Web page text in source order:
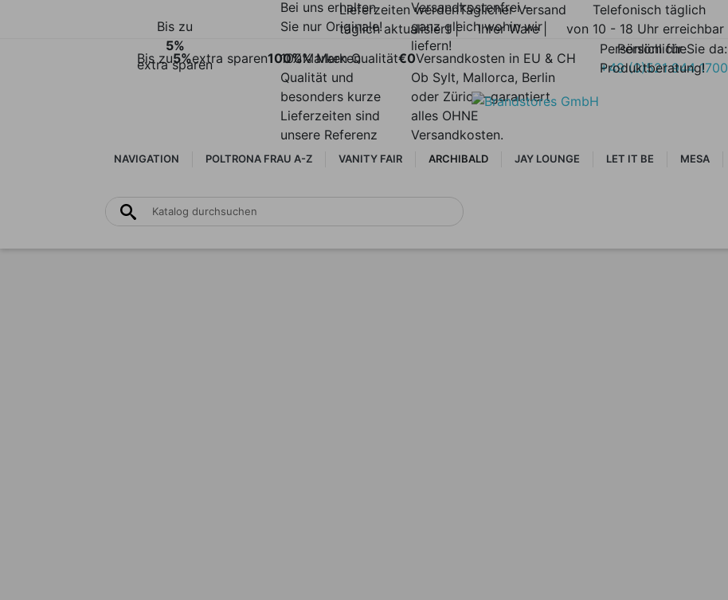
Lieferzeiten werden
täglich aktualisiert |
Täglicher Versand
Ihrer Ware |
Telefonisch täglich
von 10 - 18 Uhr erreichbar |
Bis zu5%extra sparen
Bis zu
5%
extra sparen
100%Marken Qualität
Bei uns erhalten
Sie nur Originale!
100% Marken
Qualität und
besonders kurze
Lieferzeiten sind
unsere Referenz
€0Versandkosten in EU & CH
Versandkostenfrei –
ganz gleich wohin wir
liefern!
Ob Sylt, Mallorca, Berlin
oder Zürich –garantiert
alles OHNE
Versandkosten.
Persönlich für Sie da:
+49 (0)521 944 1700
Persönliche
Produktberatung!
NAVIGATION POLTRONA FRAU A-Z VANITY FAIR ARCHIBALD JAY LOUNGE LET IT BE MESA